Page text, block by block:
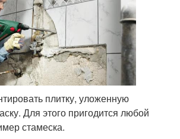
плитку, уложенную
Для этого пригодится любой
стамеска.